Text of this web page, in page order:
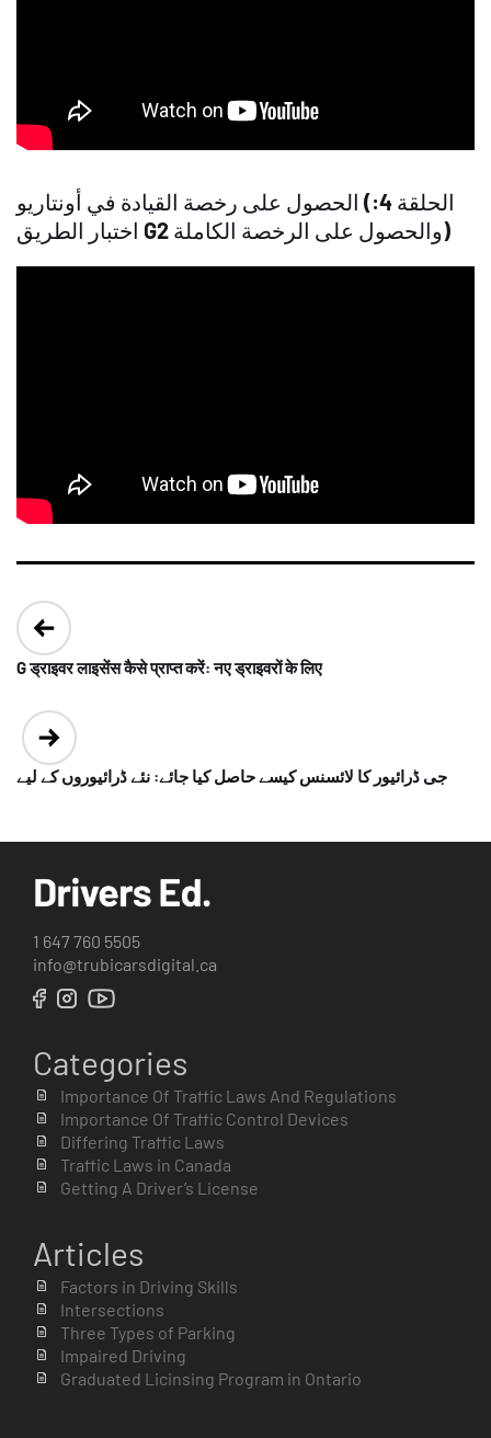
الحصول على رخصة القيادة في أونتاريو (الحلقة 4:
اختبار الطريق G2 والحصول على الرخصة الكاملة)
Post
navigation
G ड्राइवर लाइसेंस कैसे प्राप्त करें: नए ड्राइवरों के लिए
جی ڈرائیور کا لائسنس کیسے حاصل کیا جائے: نئے ڈرائیوروں کے لیے
1 647 760 5505
info@trubicarsdigital.ca
Categories
Importance Of Traffic Laws And Regulations
Importance Of Traffic Control Devices
Differing Traffic Laws
Traffic Laws in Canada
Getting A Driver’s License
Articles
Factors in Driving Skills
Intersections
Three Types of Parking
Impaired Driving
Graduated Licinsing Program in Ontario